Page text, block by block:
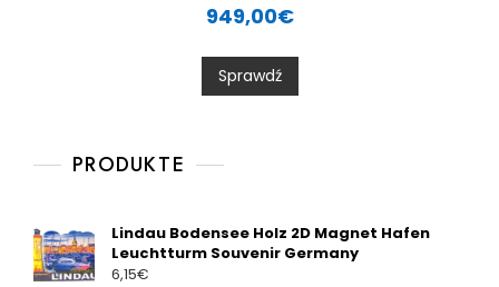
t
0
o
u
t
949,00€
Sprawdź
PRODUKTE
Lindau Bodensee Holz 2D Magnet Hafen
Leuchtturm Souvenir Germany
6,15€